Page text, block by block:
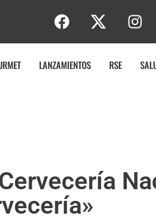
LANZAMIENTOS RSE